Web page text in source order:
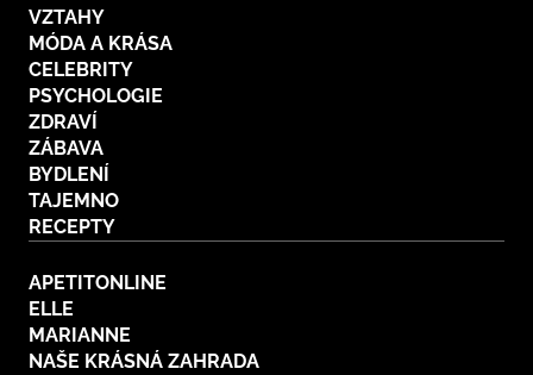
VZTAHY
MÓDA A KRÁSA
CELEBRITY
PSYCHOLOGIE
ZDRAVÍ
ZÁBAVA
BYDLENÍ
TAJEMNO
RECEPTY
APETITONLINE
ELLE
MARIANNE
NAŠE KRÁSNÁ ZAHRADA